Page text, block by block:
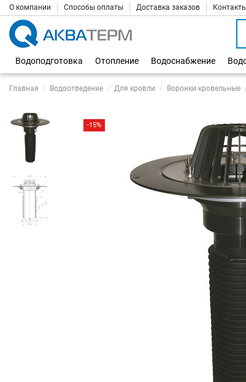
О компании Способы оплаты Доставка заказов
Водоподготовка
Отопление Водоснабжение
Главная Водоотведение Для кровли Воронки кровельные
-15%